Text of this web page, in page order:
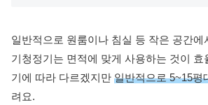
일반적으로 원룸이나 침실 등 작은 공간에
기청정기는 면적에 맞게 사용하는 것이 효
기에 따라 다르겠지만 일반적으로 5~15평
려요.